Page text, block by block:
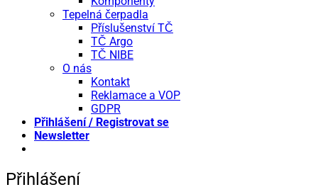
Tepelná čerpadla
Příslušenství TČ
TČ Argo
TČ NIBE
O nás
Kontakt
Reklamace a VOP
GDPR
Přihlášení / Registrovat se
Newsletter
Přihlášení